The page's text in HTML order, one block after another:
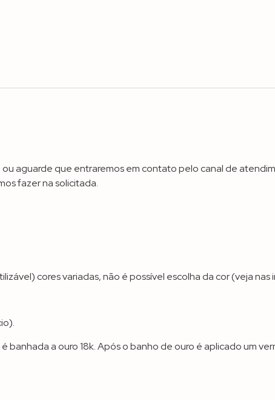
aguarde que entraremos em contato pelo canal de
fazer na solicitada.
cores variadas, não é possível escolha da cor (veja nas
banhada a ouro 18k. Após o banho de ouro é aplicado um